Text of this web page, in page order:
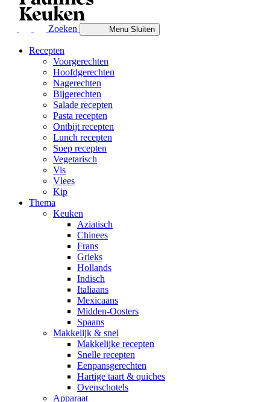
Zoeken MenuSluiten
Recepten
Voorgerechten
Hoofdgerechten
Nagerechten
Bijgerechten
Salade recepten
Pasta recepten
Ontbijt recepten
Lunch recepten
Soep recepten
Vegetarisch
Vis
Vlees
Kip
Thema
Keuken
Aziatisch
Chinees
Frans
Grieks
Hollands
Indisch
Italiaans
Mexicaans
Midden-Oosters
Spaans
Makkelijk & snel
Makkelijke recepten
Snelle recepten
Eenpansgerechten
Hartige taart & quiches
Ovenschotels
Apparaat